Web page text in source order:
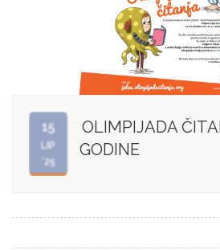
15
LIP
'25
OLIMPIJADA
GODINE